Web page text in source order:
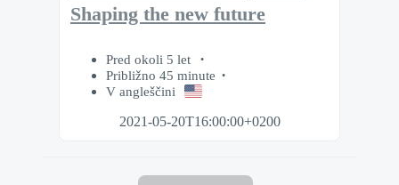
Shaping the new future
Pred okoli 5 let
Približno 45 minute
V angleščini
2021-05-20T16:00:00+0200